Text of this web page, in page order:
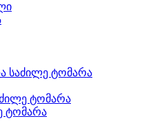
საძილე ტომარა
ტომარა
ტომარა